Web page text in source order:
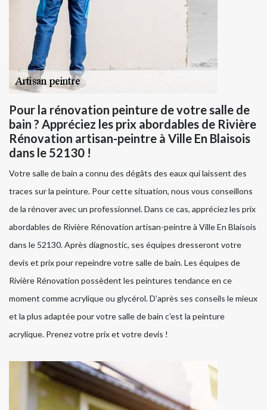
Pour la rénovation peinture de votre salle de
bain ? Appréciez les prix abordables de Rivière
Rénovation artisan-peintre à Ville En Blaisois
dans le 52130 !
Votre salle de bain a connu des dégâts des eaux qui laissent des
traces sur la peinture. Pour cette situation, nous vous conseillons
de la rénover avec un professionnel. Dans ce cas, appréciez les prix
abordables de Rivière Rénovation artisan-peintre à Ville En Blaisois
dans le 52130. Après diagnostic, ses équipes dresseront votre
devis et prix pour repeindre votre salle de bain. Les équipes de
Rivière Rénovation possèdent les peintures tendance en ce
moment comme acrylique ou glycérol. D’après ses conseils le mieux
et la plus adaptée pour votre salle de bain c’est la peinture
acrylique. Prenez votre prix et votre devis !